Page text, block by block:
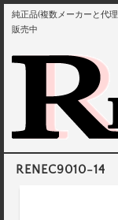
純正品(複数メーカーと代
販売中
RENEC9010-14